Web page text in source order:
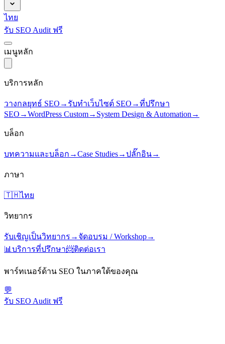
ไทย
รับ SEO Audit ฟรี
เมนูหลัก
บริการหลัก
วางกลยุทธ์ SEO → รับทำเว็บไซต์ SEO →ที่ปรึกษา
SEO →WordPress Custom→ System Design & Automation →
บล็อก
บทความและบล็อก →Case Studies→ปลั๊กอิน→
ภาษา
🇹🇭ไทย
วิทยากร
รับเชิญเป็นวิทยากร → จัดอบรม / Workshop→
📊 บริการที่ปรึกษา📨ติดต่อเรา
พาร์ทเนอร์ด้าน SEO ในภาคใต้ของคุณ
💬
รับ SEO Audit ฟรี